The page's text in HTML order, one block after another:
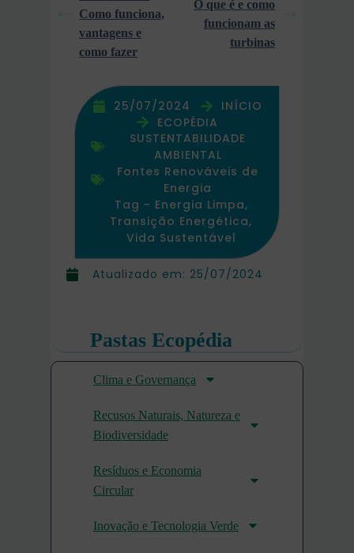
Atualizado em: 25/07/2024
Como funciona,
vantagens e
como fazer
O que é e como
funcionam as
turbinas
25/07/2024
INÍCIO
ECOPÉDIA
SUSTENTABILIDADE
AMBIENTAL
Fontes Renováveis de
Energia
Tag - Energia Limpa,
Transição Energética,
Vida Sustentável
Pastas Ecopédia
Clima e Governança
Recusos Naturais, Natureza e
Biodiversidade
Resíduos e Economia
Circular
Inovação e Tecnologia Verde